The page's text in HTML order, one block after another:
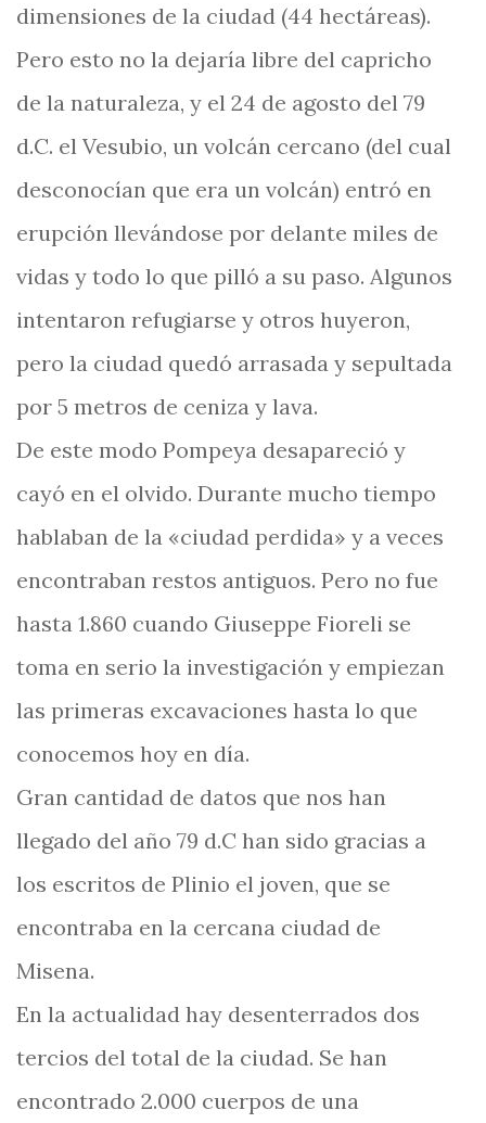
dimensiones de la ciudad (44 hectáreas).
Pero esto no la dejaría libre del capricho
de la naturaleza, y el 24 de agosto del 79
d.C. el Vesubio, un volcán cercano (del cual
desconocían que era un volcán) entró en
erupción llevándose por delante miles de
vidas y todo lo que pilló a su paso. Algunos
intentaron refugiarse y otros huyeron,
pero la ciudad quedó arrasada y sepultada
por 5 metros de ceniza y lava.
De este modo Pompeya desapareció y
cayó en el olvido. Durante mucho tiempo
hablaban de la «ciudad perdida» y a veces
encontraban restos antiguos. Pero no fue
hasta 1.860 cuando Giuseppe Fioreli se
toma en serio la investigación y empiezan
las primeras excavaciones hasta lo que
conocemos hoy en día.
Gran cantidad de datos que nos han
llegado del año 79 d.C han sido gracias a
los escritos de Plinio el joven, que se
encontraba en la cercana ciudad de
Misena.
En la actualidad hay desenterrados dos
tercios del total de la ciudad. Se han
encontrado 2.000 cuerpos de una